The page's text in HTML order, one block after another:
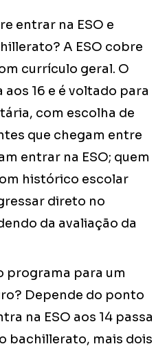
entrar na ESO e
A ESO cobre
currículo geral. O
16 e é voltado para
com escolha de
que chegam entre
entrar na ESO; quem
histórico escolar
direto no
da avaliação da
programa para um
Depende do ponto
na ESO aos 14 passa
bachillerato, mais dois